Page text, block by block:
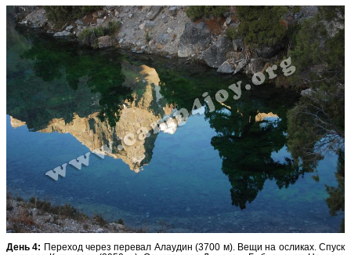
День 4: Переход через перевал Алаудин (3700 м). Вещи на осликах. Спуск